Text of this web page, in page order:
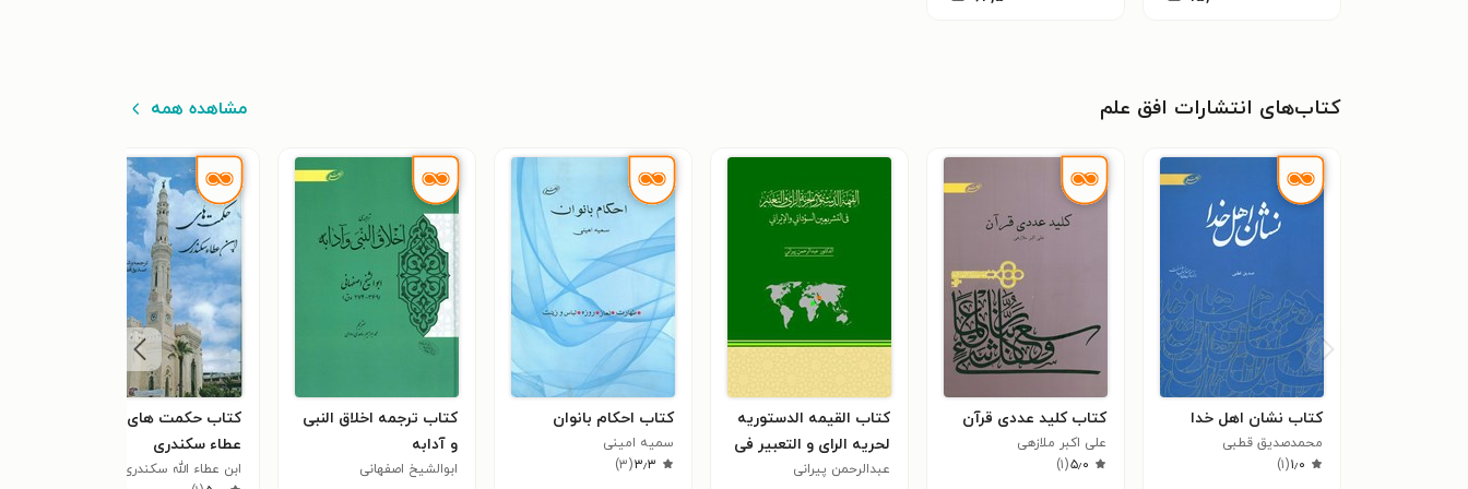
کتاب‌های انتشارات افق علم مشاهده همه
کتاب نشان اهل خدا
محمدصدیق قطبی
۱٫۰(۱)
کتاب کلید عددی قرآن
علی اکبر ملازهی
۵٫۰(۱)
کتاب القیمه الدستوریه
لحریه الرای و التعبیر فی
التشریعین السودانی و
عبدالرحمن پیرانی
کتاب احکام بانوان
سمیه امینی
۳٫۳(۳)
کتاب ترجمه اخلاق النبی
و آدابه
ابوالشیخ اصفهانی
کتاب حکمت های ابن
عطاء سکندری
ابن عطاء الله سکندری